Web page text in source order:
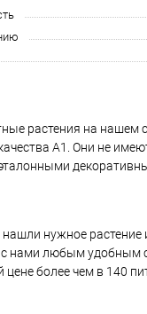
растения на нашем
А1. Они не
нужное
нами любым удобным
цене более чем в 140